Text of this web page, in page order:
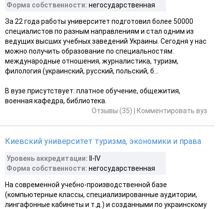
Форма собственности: негосударственная
За 22 года работы университет подготовил более 50000
специалистов по разным направлениям и стал одним из
ведущих высших учебных заведений Украины. Сегодня у нас
можно получить образование по специальностям:
международные отношения, журналистика, туризм,
филология (украинский, русский, польский, б...
В вузе присутствует: платное обучение, общежития,
военная кафедра, библиотека.
Отзывы (35)
Комментировать вуз
Киевский университет туризма, экономики и права
Уровень аккредитации: II-IV
Форма собственности: негосударственная
На современной учебно-производственной базе
(компьютерные классы, специализированные аудитории,
лингафонные кабинеты и т.д.) и созданными по украинскому